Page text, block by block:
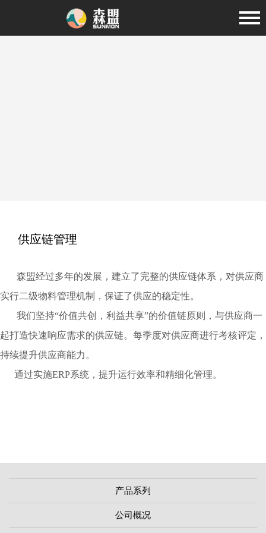
供应链管理
森盟经过多年的发展，建立了完整的供应链体系，对供应商
实行二级物料管理机制，保证了供应的稳定性。
我们坚持“价值共创，利益共享”的价值链原则，与供应商一
起打造快速响应需求的供应链。 每季度对供应商进行考核评定，
持续提升供应商能力。
通过实施ERP系统，提升运行效率和精细化管理。
产品系列
公司概况